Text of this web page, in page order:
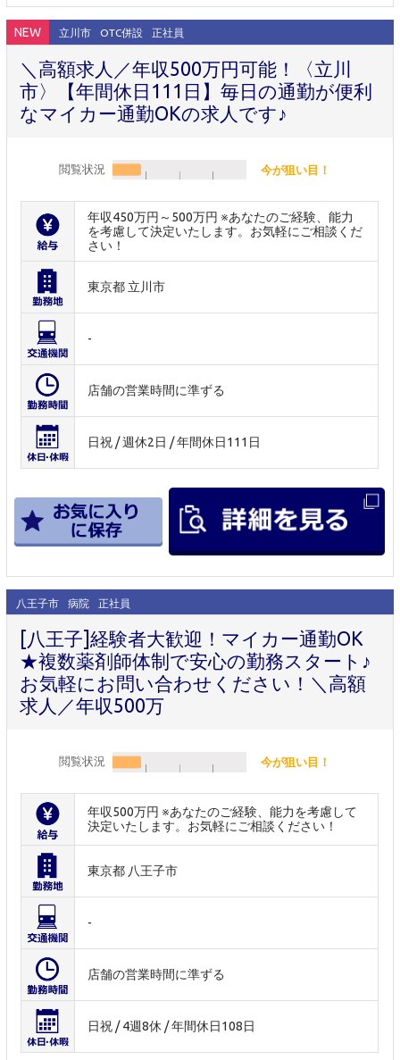
NEW 立川市 OTC併設 正社員
＼高額求人／年収500万円可能！〈立川
市〉【年間休日111日】毎日の通勤が便利
なマイカー通勤OKの求人です♪
閲覧状況 今が狙い目！
年収450万円～500万円 ※あなたのご経験、能力
を考慮して決定いたします。お気軽にご相談くだ
さい！
東京都 立川市
-
店舗の営業時間に準ずる
日祝 / 週休2日 / 年間休日111日
八王子市 病院 正社員
[八王子]経験者大歓迎！マイカー通勤OK
★複数薬剤師体制で安心の勤務スタート♪
お気軽にお問い合わせください！＼高額
求人／年収500万
閲覧状況 今が狙い目！
年収500万円 ※あなたのご経験、能力を考慮して
決定いたします。お気軽にご相談ください！
東京都 八王子市
-
店舗の営業時間に準ずる
日祝 / 4週8休 / 年間休日108日